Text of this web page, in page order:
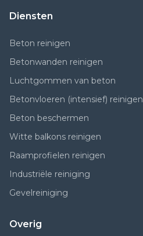
Diensten
Beton reinigen
Betonwanden reinigen
Luchtgommen van beton
Betonvloeren (intensief) reinigen
Beton beschermen
Witte balkons reinigen
Raamprofielen reinigen
Industriële reiniging
Gevelreiniging
Overig